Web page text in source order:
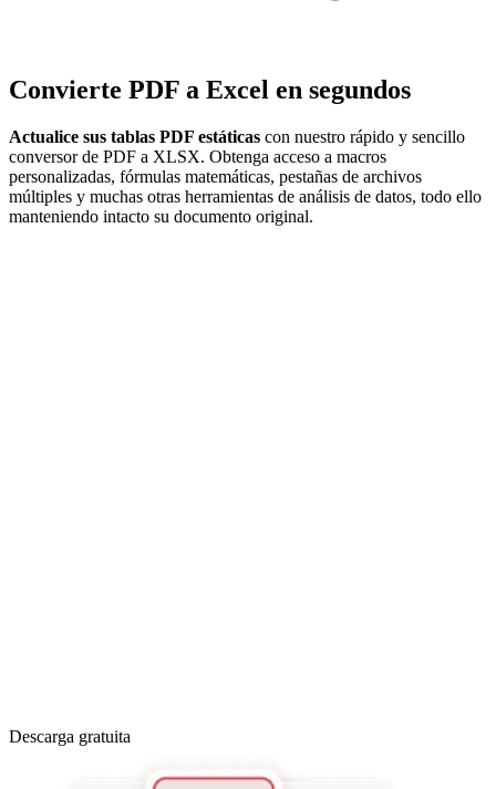
Convierte PDF a Excel en segundos
Actualice sus tablas PDF estáticas con nuestro rápido y sencillo
conversor de PDF a XLSX. Obtenga acceso a macros
personalizadas, fórmulas matemáticas, pestañas de archivos
múltiples y muchas otras herramientas de análisis de datos, todo ello
manteniendo intacto su documento original.
Descarga gratuita